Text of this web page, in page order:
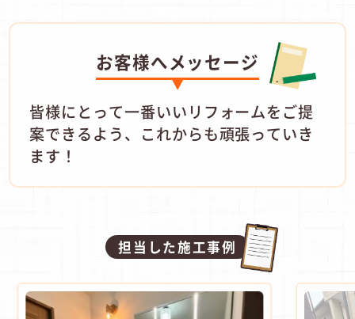
お客様へメッセージ
皆様にとって一番いいリフォームをご提
案できるよう、これからも頑張っていき
ます！
担当した施工事例